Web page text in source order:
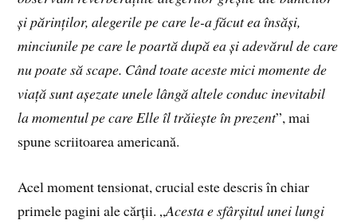
și părinților, alegerile pe care le-a făcut ea însăși,
minciunile pe care le poartă după ea și adevărul de care
nu poate să scape. Când toate aceste mici momente de
viață sunt așezate unele lângă altele conduc inevitabil
la momentul pe care Elle îl trăiește în prezent”, mai
spune scriitoarea americană.
Acel moment tensionat, crucial este descris în chiar
primele pagini ale cărții. „Acesta e sfârșitul unei lungi